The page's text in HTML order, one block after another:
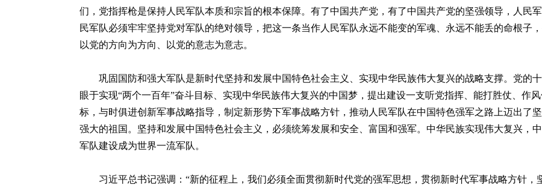
们，党指挥枪是保持人民军队本质和宗旨的根本保障。有了中国共产党，有了中国共产党的坚强领导，人民
民军队必须牢牢坚持党对军队的绝对领导，把这一条当作人民军队永远不能变的军魂、永远不能丢的命根子
以党的方向为方向、以党的意志为意志。
巩固国防和强大军队是新时代坚持和发展中国特色社会主义、实现中华民族伟大复兴的战略支撑。党的
眼于实现“两个一百年”奋斗目标、实现中华民族伟大复兴的中国梦，提出建设一支听党指挥、能打胜仗、作
标，与时俱进创新军事战略指导，制定新形势下军事战略方针，推动人民军队在中国特色强军之路上迈出了
强大的祖国。坚持和发展中国特色社会主义，必须统筹发展和安全、富国和强军。中华民族实现伟大复兴，
军队建设成为世界一流军队。
习近平总书记强调：“新的征程上，我们必须全面贯彻新时代党的强军思想，贯彻新时代军事战略方针